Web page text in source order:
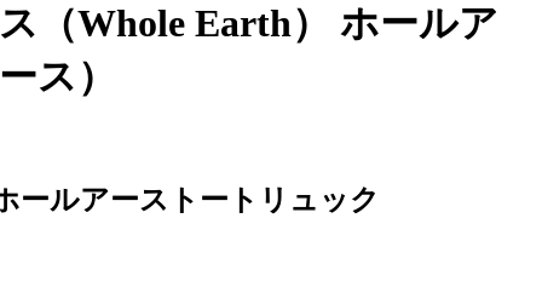
（Whole Earth） ホールア
ス）
ールアーストートリュック